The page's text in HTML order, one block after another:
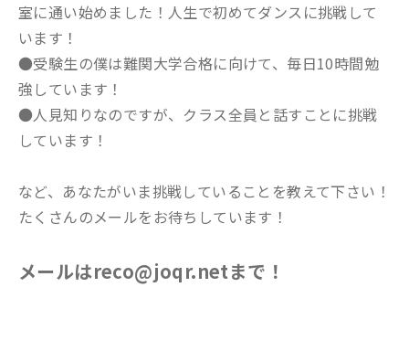
室に通い始めました！人生で初めてダンスに挑戦して
います！
●受験生の僕は難関大学合格に向けて、毎日10時間勉
強しています！
●人見知りなのですが、クラス全員と話すことに挑戦
しています！
など、あなたがいま挑戦していることを教えて下さい！
たくさんのメールをお待ちしています！
メールはreco@joqr.netまで！